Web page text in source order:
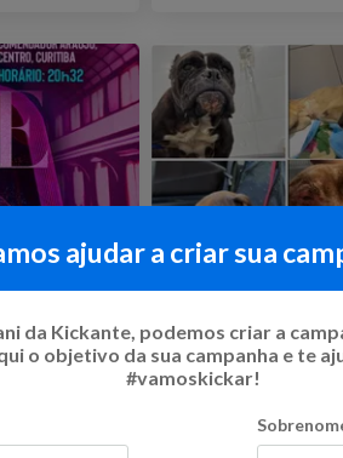
do
sua ajuda!
R$ 100.825,00
ajudar a criar sua
da Kickante, podemos criar a
o objetivo da sua campanha e te
#vamoskickar!